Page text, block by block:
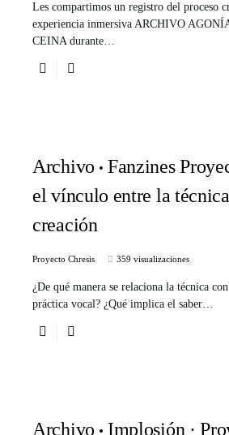
Les compartimos un registro del proceso
experiencia inmersiva ARCHIVO
CEINA durante…
Archivo
Fanzines
el vínculo entre la
creación
Proyecto Chresis 359 visualizaciones
¿De qué manera se relaciona la técnica
práctica vocal? ¿Qué implica el saber…
Archivo
Implosión ·